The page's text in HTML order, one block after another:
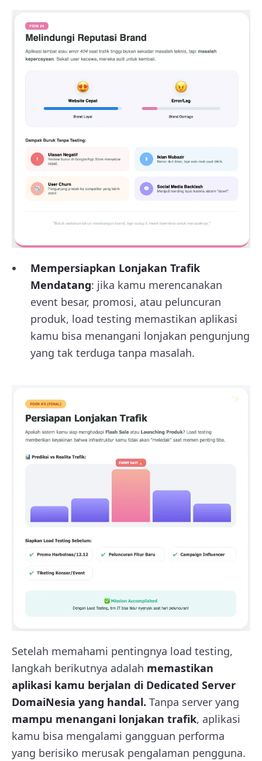
Mempersiapkan Lonjakan Trafik
Mendatang: jika kamu merencanakan
event besar, promosi, atau peluncuran
produk, load testing memastikan aplikasi
kamu bisa menangani lonjakan pengunjung
yang tak terduga tanpa masalah.
Setelah memahami pentingnya load testing,
langkah berikutnya adalah memastikan
aplikasi kamu berjalan di Dedicated Server
DomaiNesia yang handal. Tanpa server yang
mampu menangani lonjakan trafik, aplikasi
kamu bisa mengalami gangguan performa
yang berisiko merusak pengalaman pengguna.